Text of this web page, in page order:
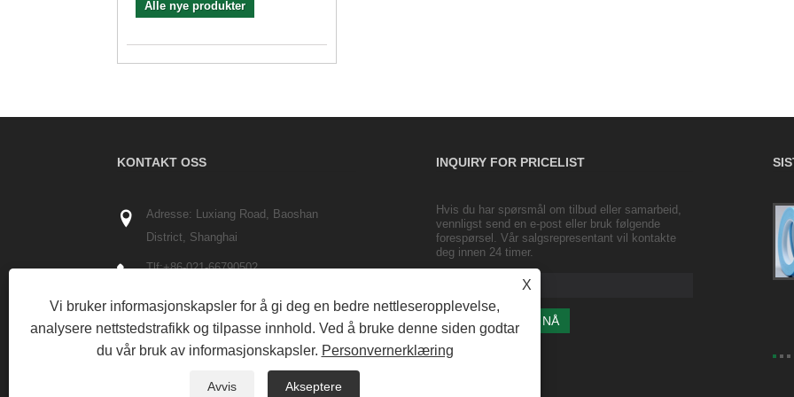
Alle nye produkter
KONTAKT OSS
Adresse: Luxiang Road, Baoshan
District, Shanghai
Tlf:+86-021-66790502
+86-13402161881
E-post:Info@partech-packing.com
Faks: +86-021-66790503
INQUIRY FOR PRICELIST
Hvis du har spørsmål om tilbud eller samarbeid,
vennligst send en e-post eller bruk følgende
forespørsel. Vår salgsrepresentant vil kontakte
deg innen 24 timer.
Gjennomsiktig innpaknings- og
forseglingstape/ pakkebånd/ bred tape
Gjennomsiktig innpakning Produktstørrelse: bredde 4,35
cm, tykkelse 2,5 cm (inkludert rulltykkelse 3,5 mm)
X
Vi bruker informasjonskapsler for å gi deg en bedre nettleseropplevelse,
analysere nettstedstrafikk og tilpasse innhold. Ved å bruke denne siden godtar
du vår bruk av informasjonskapsler. Personvernerklæring
Avvis Akseptere